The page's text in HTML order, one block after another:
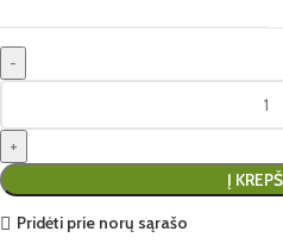
Į
Pridėti prie norų sąrašo